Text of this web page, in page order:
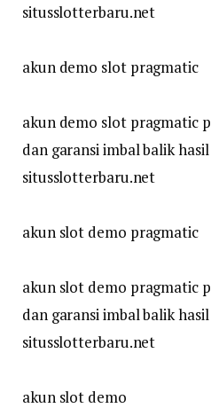
situsslotterbaru.net
akun demo slot pragmatic
akun demo slot pragmatic
dan garansi imbal balik
situsslotterbaru.net
akun slot demo pragmatic
akun slot demo pragmatic
dan garansi imbal balik
situsslotterbaru.net
akun slot demo